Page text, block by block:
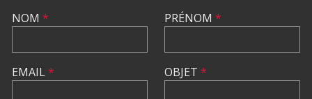
NOM *
EMAIL*
PRÉNOM *
OBJET *